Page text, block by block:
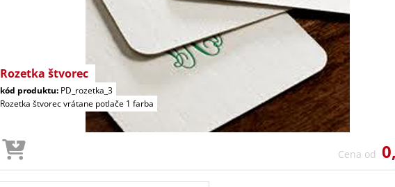
Rozetka štvorec
kód produktu: PD_rozetka_3
Rozetka štvorec vrátane potlače 1 farba
Cena od